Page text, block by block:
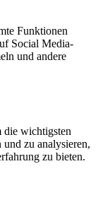
Funktionen
Social Media-
und andere
die wichtigsten
und zu analysieren,
zu bieten.